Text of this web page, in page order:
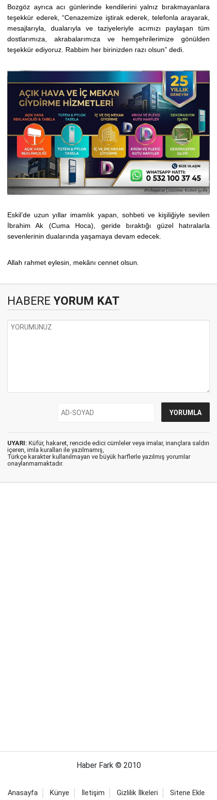
Bozgöz ayrıca acı günlerinde kendilerini yalnız bırakmayanlara
teşekkür ederek, “Cenazemize iştirak ederek, telefonla arayarak,
mesajlarıyla, dualarıyla ve taziyeleriyle acımızı paylaşan tüm
dostlarımıza, akrabalarımıza ve hemşehrilerimize gönülden
teşekkür ediyoruz. Rabbim her birinizden razı olsun” dedi.
Eskil’de uzun yıllar imamlık yapan, sohbeti ve kişiliğiyle sevilen
İbrahim Ak (Cuma Hoca), geride bıraktığı güzel hatıralarla
sevenlerinin dualarında yaşamaya devam edecek.
Allah rahmet eylesin, mekânı cennet olsun.
HABERE YORUM KAT
UYARI: Küfür, hakaret, rencide edici cümleler veya imalar, inançlara saldırı
içeren, imla kuralları ile yazılmamış,
Türkçe karakter kullanılmayan ve büyük harflerle yazılmış yorumlar
onaylanmamaktadır.
Haber Fark © 2010
Anasayfa Künye İletişim Gizlilik İlkeleri Sitene Ekle